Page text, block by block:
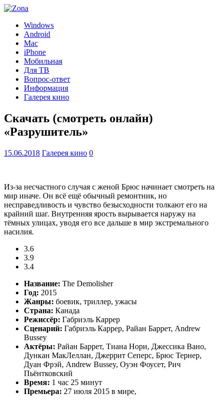
Windows
Android
Mac
iPhone
Мобильная
Для ТВ
Вопрос-ответ
Информация
Галерея кино
Скачать (смотреть онлайн)
«Разрушитель»
15.06.2018 Галерея кино 0
Из-за несчастного случая с женой Брюс начинает смотреть на
мир иначе. Он всё ещё обычный ремонтник, но
несправедливость и чувство безысходности толкают его на
крайний шаг. Внутренняя ярость вырывается наружу на
тёмных улицах, уводя его все дальше в мир экстремального
насилия.
3.6
3.9
3.4
Название: The Demolisher
Год: 2015
Жанры: боевик, триллер, ужасы
Страна: Канада
Режиссёр: Габриэль Каррер
Сценарий: Габриэль Каррер, Райан Баррет, Andrew
Bussey
Актёры: Райан Баррет, Тиана Нори, Джессика Вано,
Дункан МакЛеллан, Джеррит Сеперс, Брюс Тернер,
Дуан Фрэй, Andrew Bussey, Оуэн Фоусет, Рич
Пьёнтковский
Время: 1 час 25 минут
Премьера: 27 июля 2015 в мире,